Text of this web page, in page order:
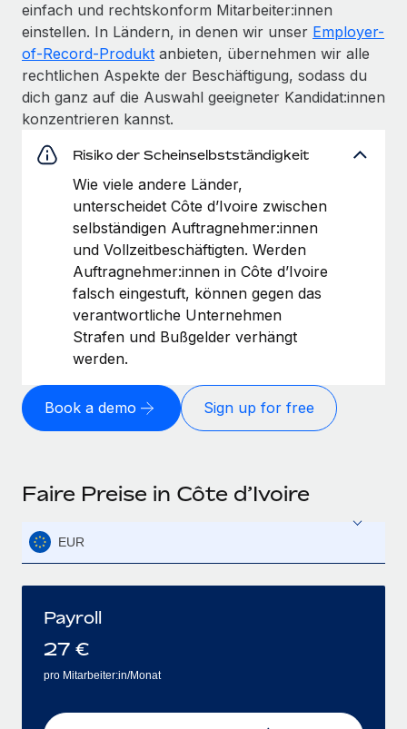
einfach und rechtskonform Mitarbeiter:innen
einstellen. In Ländern, in denen wir unser Employer-
of-Record-Produkt anbieten, übernehmen wir alle
rechtlichen Aspekte der Beschäftigung, sodass du
dich ganz auf die Auswahl geeigneter Kandidat:innen
konzentrieren kannst.
Risiko der Scheinselbstständigkeit
Wie viele andere Länder,
unterscheidet Côte d’Ivoire zwischen
selbständigen Auftragnehmer:innen
und Vollzeitbeschäftigten. Werden
Auftragnehmer:innen in Côte d’Ivoire
falsch eingestuft, können gegen das
verantwortliche Unternehmen
Strafen und Bußgelder verhängt
werden.
Book a demo Sign up for free
Faire Preise in Côte d’Ivoire
EUR
Payroll
27 €
pro Mitarbeiter:in/Monat